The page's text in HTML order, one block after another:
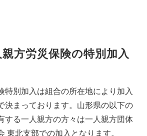
方労災保険の特別加入
特別加入は組合の所在地により加入
決まっております。山形県の以下の
する一人親方の方々は一人親方団体
東北支部での加入となります。